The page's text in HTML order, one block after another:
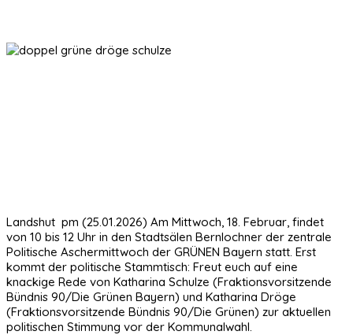
Landshut pm (25.01.2026) Am Mittwoch, 18. Februar, findet
von 10 bis 12 Uhr in den Stadtsälen Bernlochner der zentrale
Politische Aschermittwoch der GRÜNEN Bayern statt. Erst
kommt der politische Stammtisch: Freut euch auf eine
knackige Rede von Katharina Schulze (Fraktionsvorsitzende
Bündnis 90/Die Grünen Bayern) und Katharina Dröge
(Fraktionsvorsitzende Bündnis 90/Die Grünen) zur aktuellen
politischen Stimmung vor der Kommunalwahl.